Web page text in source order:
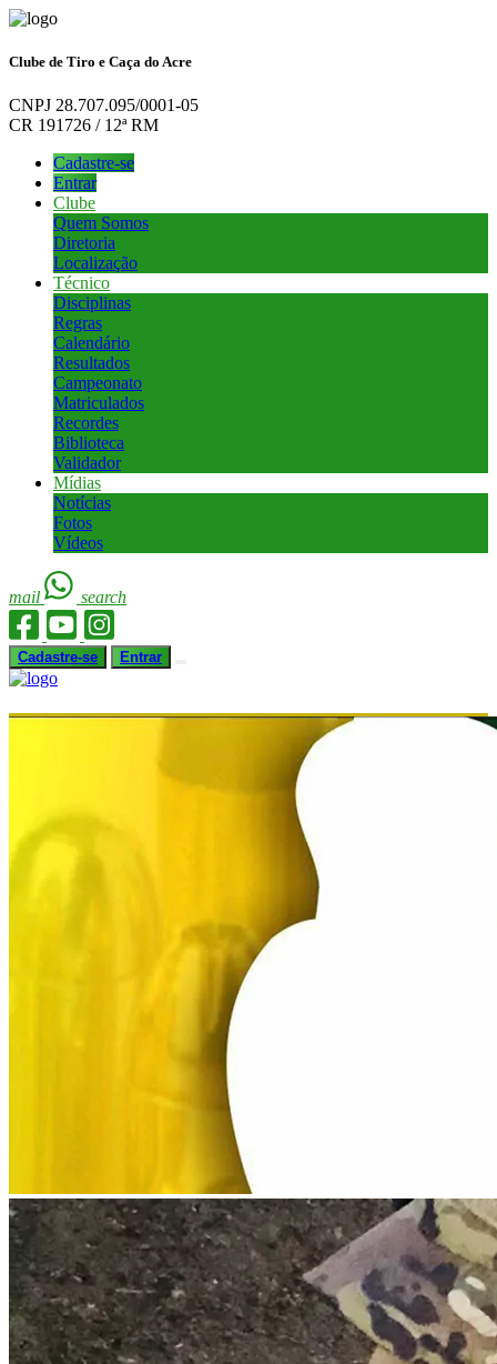
Clube de Tiro e Caça do Acre
CNPJ 28.707.095/0001-05
CR 191726 / 12ª RM
Cadastre-se
Entrar
Clube
Quem Somos
Diretoria
Localização
Técnico
Disciplinas
Regras
Calendário
Resultados
Campeonato
Matriculados
Recordes
Biblioteca
Validador
Mídias
Notícias
Fotos
Vídeos
mail search
Cadastre-se Entrar